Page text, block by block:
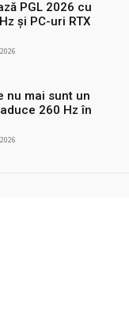
PGL 2026 cu
și PC-uri RTX
nu mai sunt un
260 Hz în